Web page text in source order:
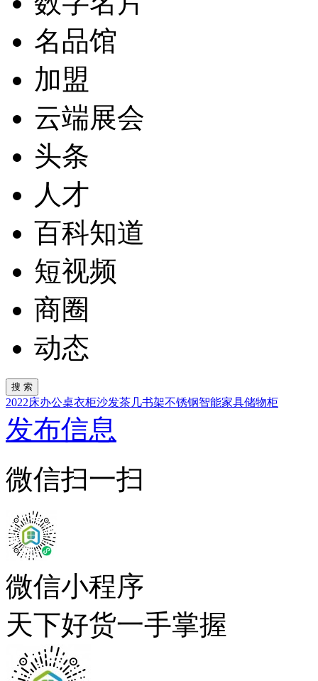
名品馆
加盟
云端展会
头条
人才
百科知道
短视频
商圈
动态
2022床办公桌衣柜沙发茶几书架不锈钢智能家具储物柜
发布信息
微信扫一扫
微信小程序
天下好货一手掌握